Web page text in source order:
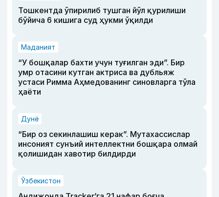
Тошкентда ўпирилиб тушган йўл қурилиши
бўйича 6 кишига суд ҳукми ўқилди
Маданият
“У бошқалар бахти учун туғилган эди”. Бир
умр отасини кутган актриса ва дубльяж
устаси Римма Аҳмедованинг синовларга тўла
ҳаёти
Дунё
“Бир оз секинлашиш керак”. Мутахассислар
инсоният сунъий интеллектни бошқара олмай
қолишидан хавотир билдирди
Ўзбекистон